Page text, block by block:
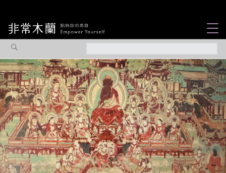
觀點專欄
焦點企劃
社會企業
認識我們